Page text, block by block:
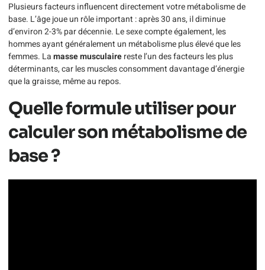
Plusieurs facteurs influencent directement votre métabolisme de
base. L’âge joue un rôle important : après 30 ans, il diminue
d’environ 2-3% par décennie. Le sexe compte également, les
hommes ayant généralement un métabolisme plus élevé que les
femmes. Lamasse musculairereste l’un des facteurs les plus
déterminants, car les muscles consomment davantage d’énergie
que la graisse, même au repos.
Quelle formule utiliser pour
calculer son métabolisme de
base ?